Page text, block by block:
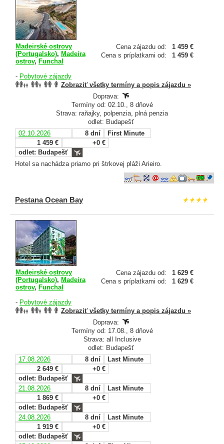
Cena zájazdu od:
1 459 €
Cena s príplatkami od:
1 459 €
Madeirské ostrovy
(Portugalsko), Madeira
ostrov, Funchal
- Pobytové zájazdy
Zobraziť všetky termíny a popis zájazdu »
Doprava:
Termíny od: 02.10., 8 dňové
Strava: raňajky, polpenzia, plná penzia
odlet: Budapešť
02.10.2026
8 dní
First Minute
1 459 €
+0 €
odlet: Budapešť
Hotel sa nachádza priamo pri štrkovej pláži Arieiro.
Pestana Ocean Bay
Cena zájazdu od:
1 629 €
Cena s príplatkami od:
1 629 €
Madeirské ostrovy
(Portugalsko), Madeira
ostrov, Funchal
- Pobytové zájazdy
Zobraziť všetky termíny a popis zájazdu »
Doprava:
Termíny od: 17.08., 8 dňové
Strava: all Inclusive
odlet: Budapešť
17.08.2026
8 dní
Last Minute
2 649 €
+0 €
odlet: Budapešť
21.08.2026
8 dní
Last Minute
1 869 €
+0 €
odlet: Budapešť
24.08.2026
8 dní
Last Minute
1 919 €
+0 €
odlet: Budapešť